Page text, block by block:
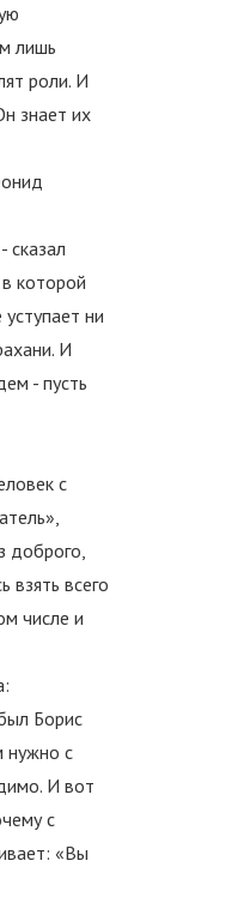
лишь
роли. И
знает их
сказал
которой
ни
И
- пусть
с
доброго,
всего
числе и
Борис
нужно с
И вот
с
«Вы